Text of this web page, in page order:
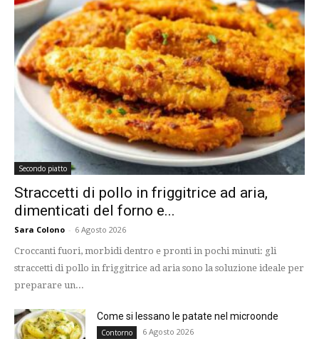
Secondo piatto
Straccetti di pollo in friggitrice ad aria,
dimenticati del forno e...
Sara Colono - 6 Agosto 2026
Croccanti fuori, morbidi dentro e pronti in pochi minuti: gli
straccetti di pollo in friggitrice ad aria sono la soluzione ideale per
preparare un...
Come si lessano le patate nel microonde
Contorno 6 Agosto 2026